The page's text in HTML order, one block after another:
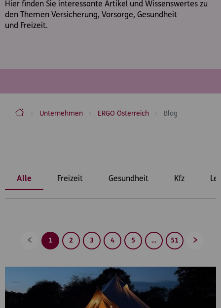
Hier finden Sie interessante Artikel und Wissenswertes zu
den Themen Versicherung, Vorsorge, Gesundheit
und Freizeit.
ERGO Versicherung Aktiengesellschaft
Unternehmen ERGO Österreich Blog
Alle Freizeit Gesundheit Kfz
Zurück1 2 3 4 5 … 51